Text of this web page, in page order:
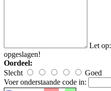
Let op:
opgeslagen!
Oordeel:
Slecht
Goed
Voer onderstaande code in: